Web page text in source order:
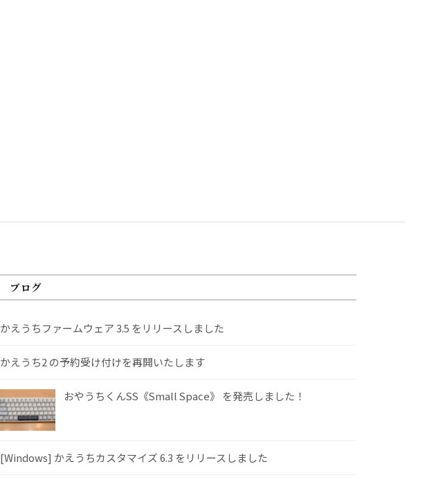
ブログ
かえうちファームウェア 3.5 をリリースしました
かえうち2 の予約受け付けを再開いたします
おやうちくんSS《Small Space》 を発売しました！
[Windows] かえうちカスタマイズ 6.3 をリリースしました